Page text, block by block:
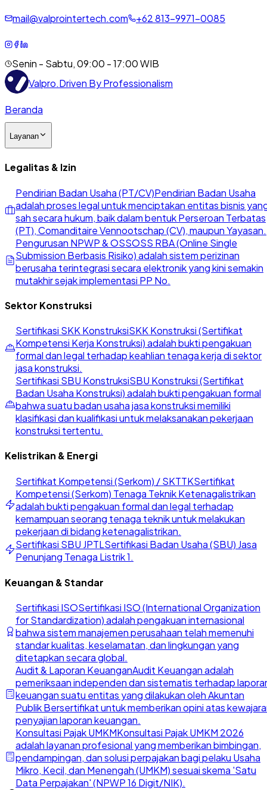
mail@valprointertech.com +62813-9971-0085
Senin - Sabtu, 09:00 - 17:00 WIB
Valpro.Driven By Professionalism
Beranda
Layanan
Legalitas & Izin
Pendirian Badan Usaha (PT/CV)Pendirian Badan Usaha
adalah proses legal untuk menciptakan entitas bisnis
sah secara hukum, baik dalam bentuk Perseroan Terbatas
(PT), Comanditaire Vennootschap (CV), maupun Yayasan.
Pengurusan NPWP & OSSOSS RBA (Online Single
Submission Berbasis Risiko) adalah sistem perizinan
berusaha terintegrasi secara elektronik yang kini semakin
mutakhir sejak implementasi PP No.
Sektor Konstruksi
Sertifikasi SKK KonstruksiSKK Konstruksi (Sertifikat
Kompetensi Kerja Konstruksi) adalah bukti pengakuan
formal dan legal terhadap keahlian tenaga kerja di sektor
jasa konstruksi.
Sertifikasi SBU KonstruksiSBU Konstruksi (Sertifikat
Badan Usaha Konstruksi) adalah bukti pengakuan formal
bahwa suatu badan usaha jasa konstruksi memiliki
klasifikasi dan kualifikasi untuk melaksanakan pekerjaan
konstruksi tertentu.
Kelistrikan & Energi
Sertifikat Kompetensi (Serkom) / SKTTKSertifikat
Kompetensi (Serkom) Tenaga Teknik Ketenagalistrikan
adalah bukti pengakuan formal dan legal terhadap
kemampuan seorang tenaga teknik untuk melakukan
pekerjaan di bidang ketenagalistrikan.
Sertifikasi SBU JPTLSertifikasi Badan Usaha (SBU) Jasa
Penunjang Tenaga Listrik 1.
Keuangan & Standar
Sertifikasi ISOSertifikasi ISO (International Organization
for Standardization) adalah pengakuan internasional
bahwa sistem manajemen perusahaan telah memenuhi
standar kualitas, keselamatan, dan lingkungan yang
ditetapkan secara global.
Audit & Laporan KeuanganAudit Keuangan adalah
pemeriksaan independen dan sistematis terhadap
keuangan suatu entitas yang dilakukan oleh Akuntan
Publik Bersertifikat untuk memberikan opini atas
penyajian laporan keuangan.
Konsultasi Pajak UMKMKonsultasi Pajak UMKM 2026
adalah layanan profesional yang memberikan bimbingan,
pendampingan, dan solusi perpajakan bagi pelaku Usaha
Mikro, Kecil, dan Menengah (UMKM) sesuai skema 'Satu
Data Perpajakan' (NPWP 16 Digit/NIK).